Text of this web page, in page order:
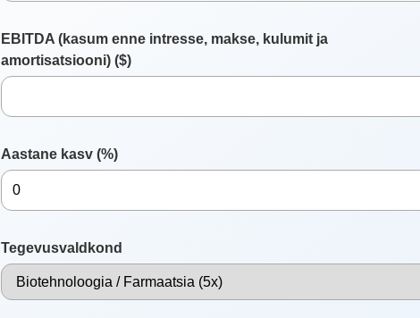
EBITDA (kasum enne intresse, makse, kulumit ja
amortisatsiooni) ($)
Aastane kasv (%)
Tegevusvaldkond